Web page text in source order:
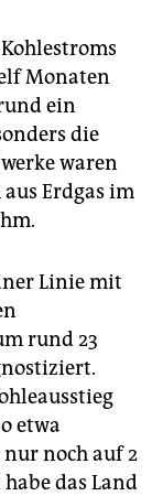
Monaten
ein
die
waren
Erdgas im
Linie mit
rund 23
etwa
noch auf 2
das Land